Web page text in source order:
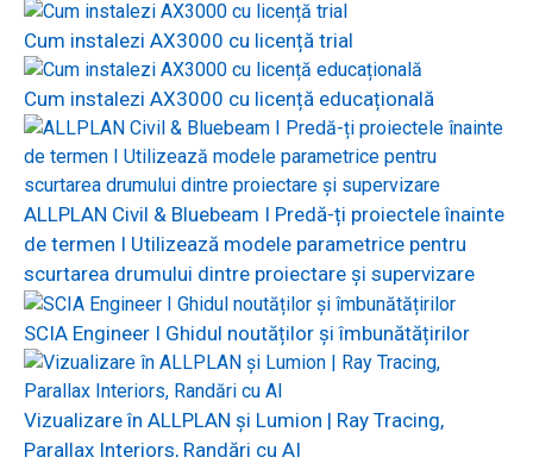
Cum instalezi AX3000 cu licență trial
Cum instalezi AX3000 cu licență educațională
ALLPLAN Civil & Bluebeam I Predă-ți proiectele înainte
de termen I Utilizează modele parametrice pentru
scurtarea drumului dintre proiectare și supervizare
SCIA Engineer I Ghidul noutăților și îmbunătățirilor
Vizualizare în ALLPLAN și Lumion | Ray Tracing,
Parallax Interiors, Randări cu AI